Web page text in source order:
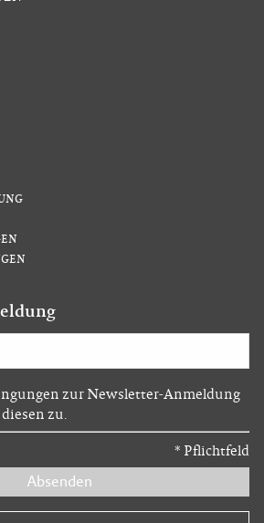
zur Newsletter-Anmeldung
zu.
* Pflichtfeld
Absenden